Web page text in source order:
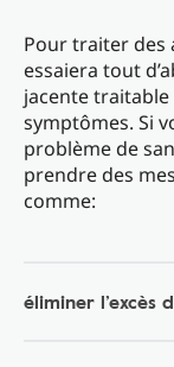
Pour traiter des
essaiera tout
jacente traitable
symptômes. Si
problème de
prendre des
comme:
éliminer l’excès